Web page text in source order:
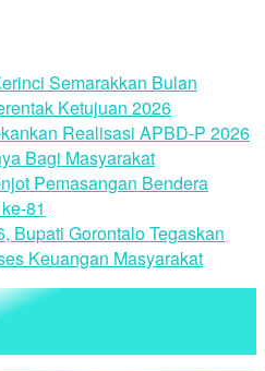
Semarakkan Bulan
Ketujuan 2026
Realisasi APBD-P 2026
Bagi Masyarakat
Pemasangan Bendera
81
Bupati Gorontalo Tegaskan
Keuangan Masyarakat